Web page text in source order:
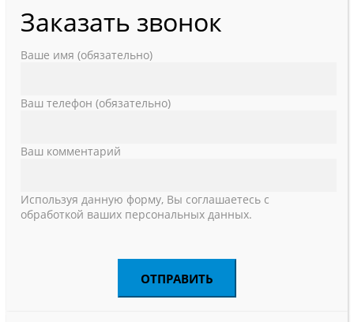
Заказать звонок
Ваше имя (обязательно)
Ваш телефон (обязательно)
Ваш комментарий
Используя данную форму, Вы соглашаетесь с
обработкой ваших персональных данных.